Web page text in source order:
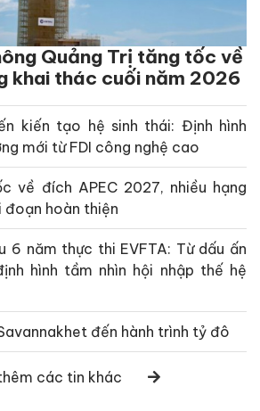
Quảng Trị tăng tốc về
khai thác cuối năm 2026
kiến tạo hệ sinh thái: Định hình
mới từ FDI công nghệ cao
về đích APEC 2027, nhiều hạng
đoạn hoàn thiện
6 năm thực thi EVFTA: Từ dấu ấn
hình tầm nhìn hội nhập thế hệ
đến hành trình tỷ đô
các tin khác